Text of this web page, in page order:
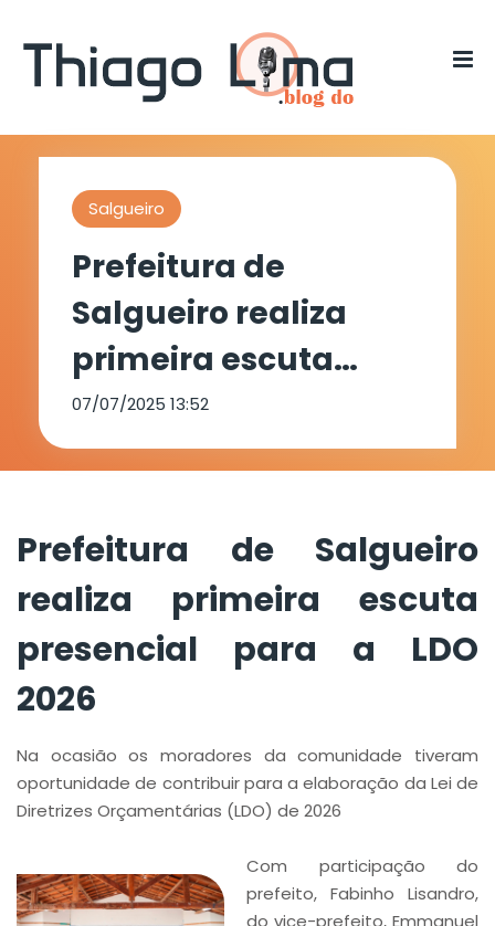
Salgueiro
Prefeitura de
Salgueiro realiza
primeira escuta
presencial para a
LDO 2026
07/07/2025 13:52
Prefeitura de Salgueiro
realiza primeira escuta
presencial para a LDO
2026
Na ocasião os moradores da comunidade tiveram
oportunidade de contribuir para a elaboração da Lei de
Diretrizes Orçamentárias (LDO) de 2026
Com participação do
prefeito, Fabinho Lisandro,
do vice-prefeito, Emmanuel